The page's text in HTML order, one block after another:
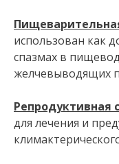
использован как
спазмах в
желчевыводящих
Репродуктивная
для лечения и